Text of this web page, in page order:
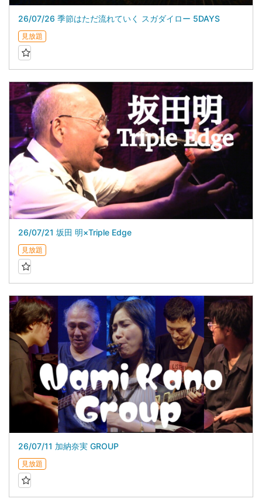
26/07/26 季節はただ流れていく スガダイロー 5DAYS
見放題
26/07/21 坂田 明×Triple Edge
見放題
26/07/11 加納奈実 GROUP
見放題